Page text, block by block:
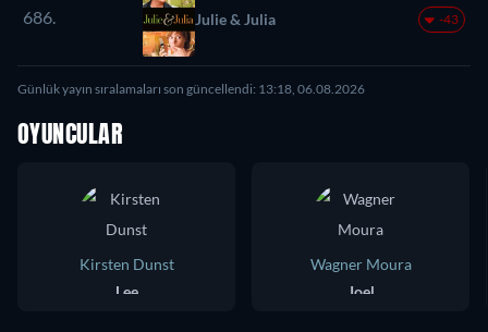
686. Julie & Julia -43
Günlük yayın sıralamaları son güncellendi: 13:18, 06.08.2026
OYUNCULAR
Kirsten Dunst
Lee
Wagner Moura
Joel